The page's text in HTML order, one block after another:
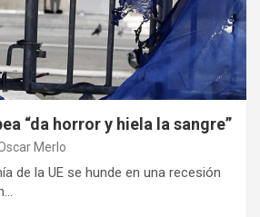
“da horror y hiela la sangre”
Merlo
de la UE se hunde en una recesión